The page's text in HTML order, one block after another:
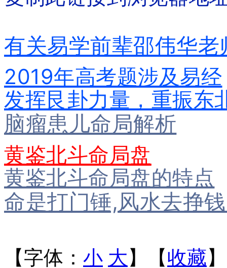
有关易学前辈邵伟华
2019年高考题涉及易经
发挥艮卦力量，重振东
脑瘤患儿命局解析
黄鉴北斗命局盘
黄鉴北斗命局盘的特点
命是打门锤,风水去挣
【字体： 小 大 】【收藏